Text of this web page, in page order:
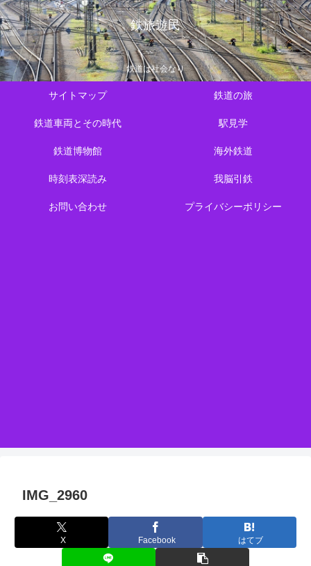
鉄旅遊民
鉄道は社会なり
サイトマップ 鉄道の旅
鉄道車両とその時代 駅見学
鉄道博物館 海外鉄道
時刻表深読み 我脳引鉄
お問い合わせ プライバシーポリシー
IMG_2960
X Facebook はてブ